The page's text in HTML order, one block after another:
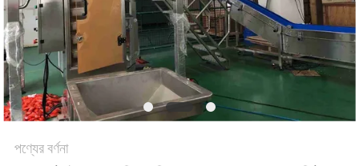
SITEMAP
গোপনীয়তা
নীতি
পণ্যের বর্ণনা